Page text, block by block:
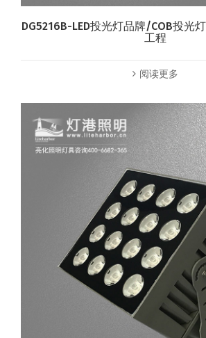
DG5216B-LED投光灯品牌/COB投光
工程
阅读更多